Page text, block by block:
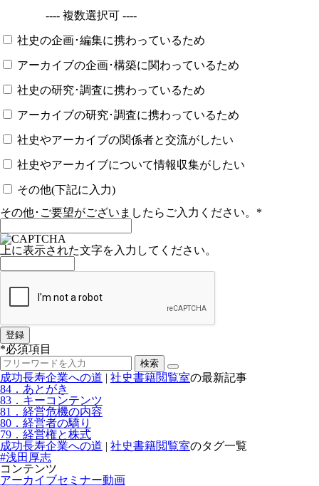
---- 複数選択可 ----
社史の企画･編集に携わっているため
アーカイブの企画･構築に関わっているため
社史の研究･調査に携わっているため
アーカイブの研究･調査に携わっているため
社史やアーカイブの関係者と交流がしたい
社史やアーカイブについて情報収集がしたい
その他(下記に入力)
その他･ご要望がございましたらご入力ください。 *
上に表示された文字を入力してください。
*必須項目
成功長寿企業への道 | 社史書籍閲覧室の最新記事
84．あとがき
83．キーコンテンツ
81．経営危機の内容
80．経営者の驕り
79．経営権と株式
成功長寿企業への道 | 社史書籍閲覧室のタグ一覧
#浅田厚志
コンテンツ
アーカイブセミナー動画